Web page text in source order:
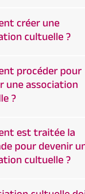
créer une
cultuelle ?
procéder pour
une association
?
est traitée la
pour devenir
cultuelle ?